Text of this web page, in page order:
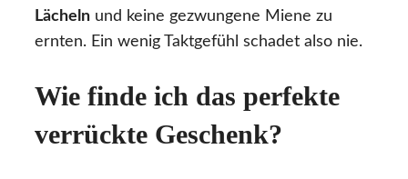
Lächeln und keine gezwungene Miene zu
ernten. Ein wenig Taktgefühl schadet also nie.
Wie finde ich das perfekte
verrückte Geschenk?